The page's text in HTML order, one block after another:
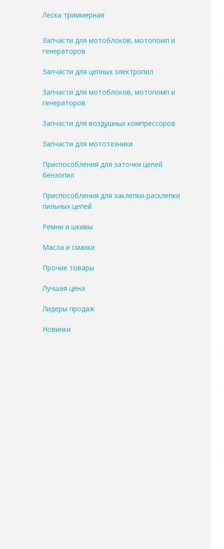
Леска триммерная
Запчасти для мотоблоков, мотопомп и
генераторов
Запчасти для цепных электропил
Запчасти для мотоблоков, мотопомп и
генераторов
Запчасти для воздушных компрессоров
Запчасти для мототехники
Приспособления для заточки цепей
бензопил
Приспособления для заклепки-расклепки
пильных цепей
Ремни и шкивы
Масла и смазки
Прочие товары
Лучшая цена
Лидеры продаж
Новинки